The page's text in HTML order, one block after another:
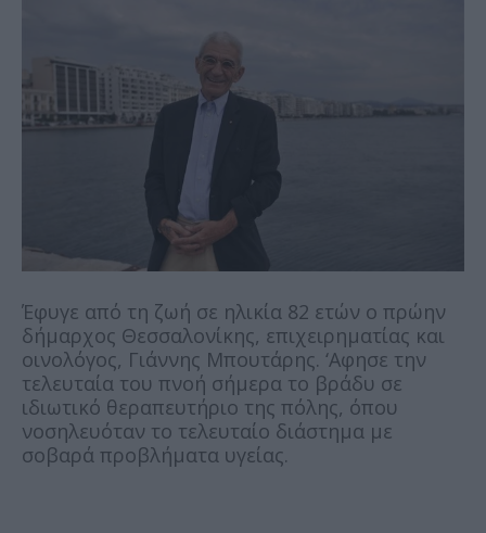
Έφυγε από τη ζωή σε ηλικία 82 ετών ο πρώην
δήμαρχος Θεσσαλονίκης, επιχειρηματίας και
οινολόγος, Γιάννης Μπουτάρης. ‘Αφησε την
τελευταία του πνοή σήμερα το βράδυ σε
ιδιωτικό θεραπευτήριο της πόλης, όπου
νοσηλευόταν το τελευταίο διάστημα με
σοβαρά προβλήματα υγείας.